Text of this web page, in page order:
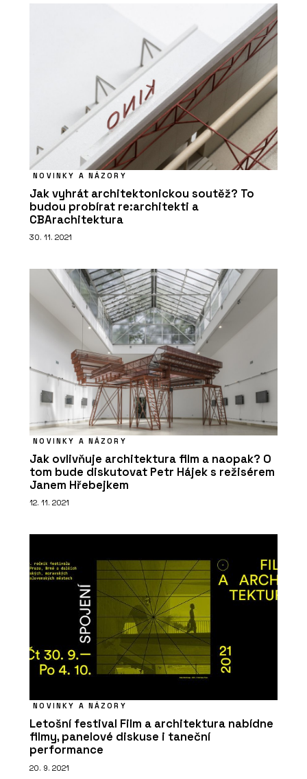
NOVINKY A NÁZORY
Jak vyhrát architektonickou soutěž? To
budou probírat re:architekti a
CBArachitektura
30. 11. 2021
NOVINKY A NÁZORY
Jak ovlivňuje architektura film a naopak? O
tom bude diskutovat Petr Hájek s režisérem
Janem Hřebejkem
12. 11. 2021
NOVINKY A NÁZORY
Letošní festival Film a architektura nabídne
filmy, panelové diskuse i taneční
performance
20. 9. 2021